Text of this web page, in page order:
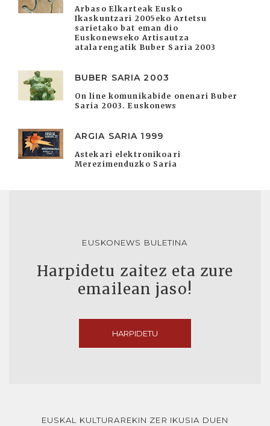
Arbaso Elkarteak Eusko
Ikaskuntzari 2005eko Artetsu
sarietako bat eman dio
Euskonewseko Artisautza
atalarengatik Buber Saria 2003
BUBER SARIA 2003
On line komunikabide onenari Buber
Saria 2003. Euskonews
ARGIA SARIA 1999
Astekari elektronikoari
Merezimenduzko Saria
EUSKONEWS BULETINA
Harpidetu zaitez eta zure
emailean jaso!
HARPIDETU
EUSKAL KULTURAREKIN ZER IKUSIA DUEN